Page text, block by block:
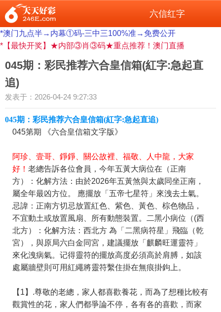
六信红字
*澳门九点半→内幕①码-三中三100%准→免费公开
*【最快开奖】★内部③肖③码★重点推荐！澳门直播
045期：彩民推荐六合皇信箱(紅字:急起直
追)
发表于：2026-04-24 9:27:33
045期：彩民推荐六合皇信箱(紅字:急起直追)
045第期 《六合皇信箱文字版》
阿珍、壹哥、錚錚、關公故裡、福敬、人中龍，大家
好！ 老總告訴各位會員，今年五黃大病位在（正南
方）：化解方法：由於2026年五黃煞與太歲同坐正南，
屬全年最凶方位。 應擺放「五帝七星符」來洩去土氣。
忌諱：正南方切忌放置紅色、紫色、黃色、棕色物品，
不宜動土或放置風扇、所有動態裝置。二黑小病位（(西
北方）：化解方法：西北方 為「二黑病符星」飛臨（乾
宮），與原局六白金同宮，建議擺放「麒麟旺運靈符」
來化洩病氣。记得靈符的擺放高度必須高於肩膊，如該
處屬牆壁則可用紅繩將靈符繫住掛在無痕掛鉤上。
【1】.尊敬的老總，家人都喜歡養花，而為了想種比較有
觀賞性的花，家人們都爭論不停，各有各的喜歡，而家